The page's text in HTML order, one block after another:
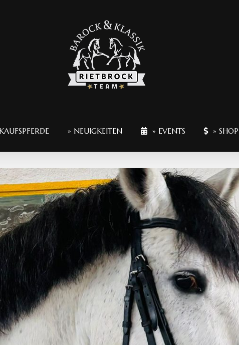
» NEUIGKEITEN » EVENTS » SHOP